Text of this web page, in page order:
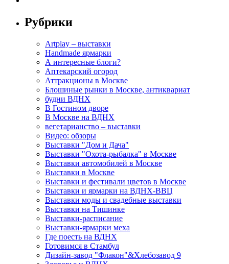
Рубрики
Artplay – выставки
Handmade ярмарки
А интересные блоги?
Аптекарский огород
Аттракционы в Москве
Блошиные рынки в Москве, антиквариат
будни ВДНХ
В Гостином дворе
В Москве на ВДНХ
вегетарианство – выставки
Видео: обзоры
Выставки "Дом и Дача"
Выставки "Охота-рыбалка" в Москве
Выставки автомобилей в Москве
Выставки в Москве
Выставки и фестивали цветов в Москве
Выставки и ярмарки на ВДНХ-ВВЦ
Выставки моды и свадебные выставки
Выставки на Тишинке
Выставки-расписание
Выставки-ярмарки меха
Где поесть на ВДНХ
Готовимся в Стамбул
Дизайн-завод "Флакон"&Хлебозавод 9